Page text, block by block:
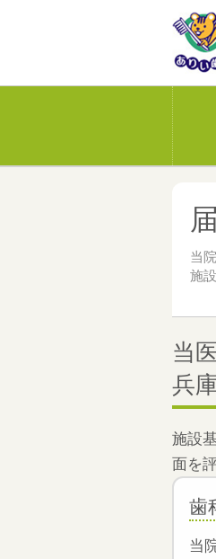
当
施
当
兵
施設
面を
歯
当